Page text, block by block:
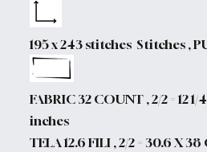
195 x 243 stitches Stitches ,
FABRIC 32 COUNT , 2/2 = 12
inches
TELA 12.6 FILI , 2/2 = 30.6 X 38